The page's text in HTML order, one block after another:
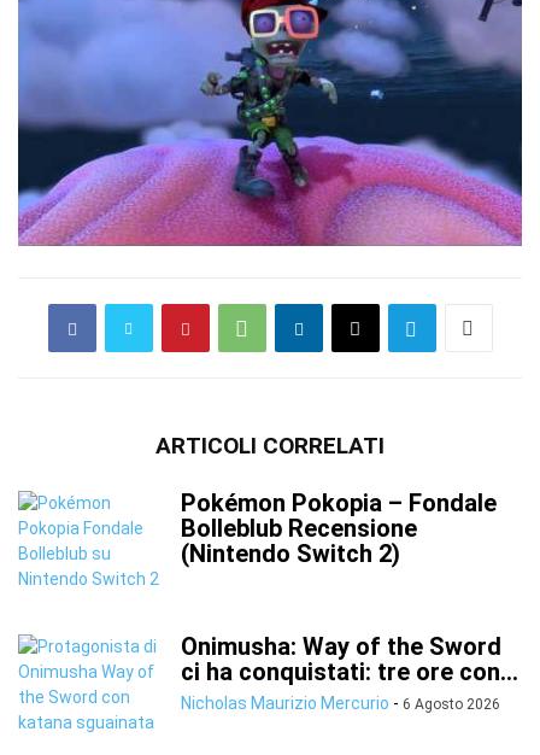
ARTICOLI CORRELATI
Pokémon Pokopia – Fondale
Bolleblub Recensione
(Nintendo Switch 2)
Onimusha: Way of the Sword
ci ha conquistati: tre ore con...
Nicholas Maurizio Mercurio - 6 Agosto 2026